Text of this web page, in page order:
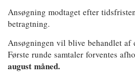
Ansøgning modtaget efter
betragtning.
Ansøgningen vil blive behandlet af
Første runde samtaler forventes
august måned.